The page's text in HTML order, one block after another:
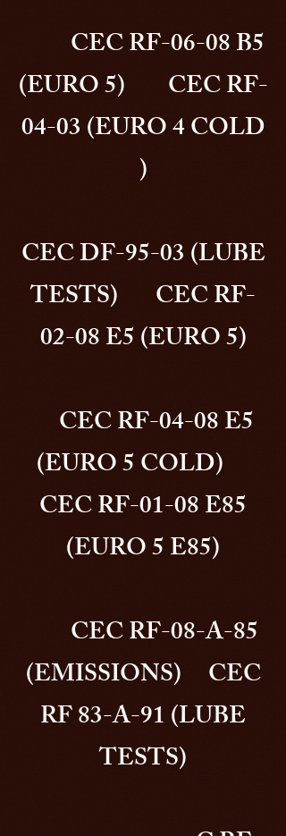
CEC RF-06-08 B5
(EURO 5) CEC RF-
04-03 (EURO 4 COLD
)
CEC DF-95-03 (LUBE
TESTS) CEC RF-
02-08 E5 (EURO 5)
CEC RF-04-08 E5
(EURO 5 COLD)
CEC RF-01-08 E85
(EURO 5 E85)
CEC RF-08-A-85
(EMISSIONS) CEC
RF 83-A-91 (LUBE
TESTS)